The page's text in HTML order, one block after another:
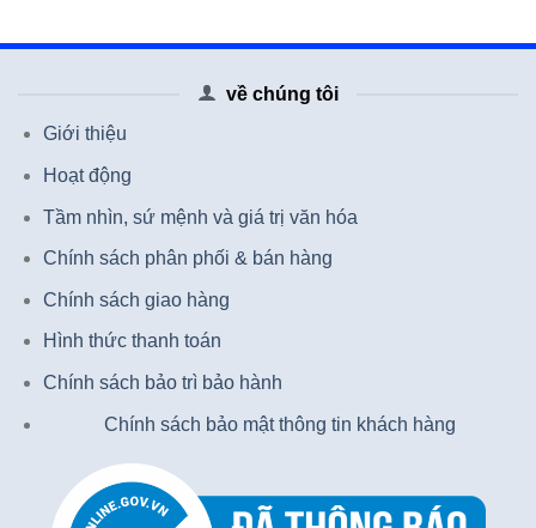
về chúng tôi
Giới thiệu
Hoạt động
Tầm nhìn, sứ mệnh và giá trị văn hóa
Chính sách phân phối & bán hàng
Chính sách giao hàng
Hình thức thanh toán
Chính sách bảo trì bảo hành
Chính sách bảo mật thông tin khách hàng